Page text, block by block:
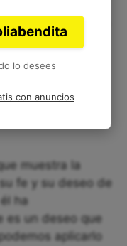
la predicación
aunque implique
tal como Pablo
muestra la
fe y su deseo de
ha
es un deseo que
aplicarlo
lo desees
con anuncios